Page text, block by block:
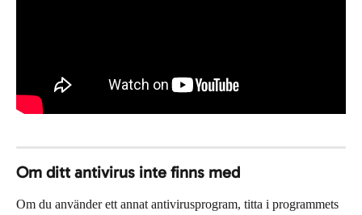
Om ditt antivirus inte finns med
Om du använder ett annat antivirusprogram, titta i programmets